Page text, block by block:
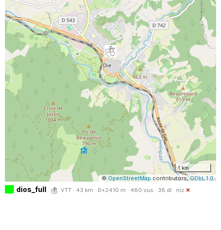
1 km
© OpenStreetMap contributors,ODbL 1.0
dios_full VTT · 43 km · D+2410 m · 480 vus · 38 dl · niz